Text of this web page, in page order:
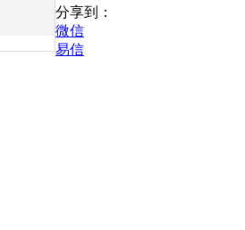
分享到：
微信
易信